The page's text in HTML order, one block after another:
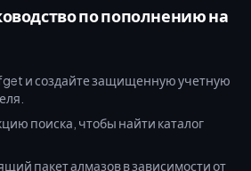
по пополнению на
и создайте защищенную учетную
поиска, чтобы найти каталог
пакет алмазов в зависимости от